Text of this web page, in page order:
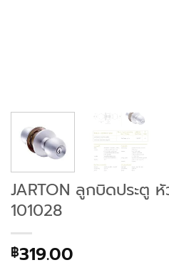
JARTON ลูกบิดประตู
101028
฿319.00